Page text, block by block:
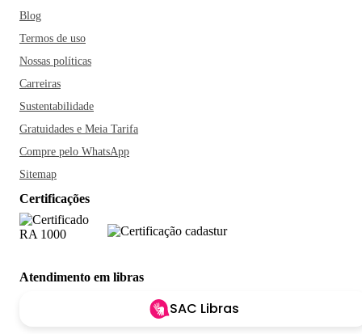
Blog
Termos de uso
Nossas políticas
Carreiras
Sustentabilidade
Gratuidades e Meia Tarifa
Compre pelo WhatsApp
Sitemap
Certificações
Atendimento em libras
SAC Libras